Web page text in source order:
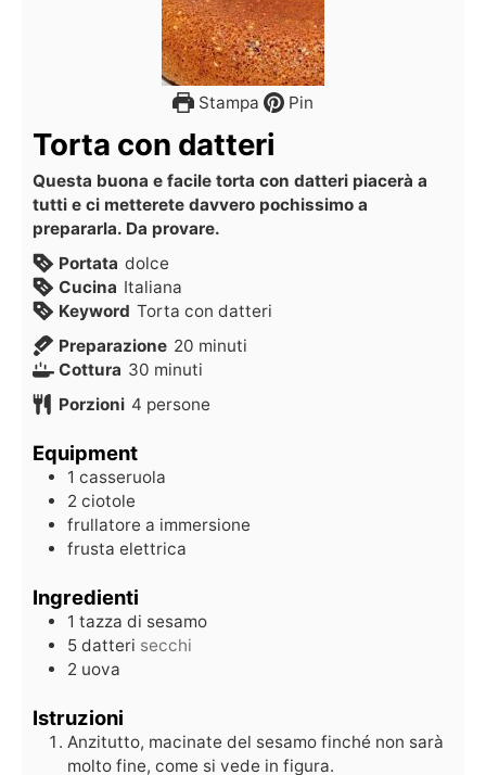
Stampa Pin
Torta con datteri
Questa buona e facile torta con datteri piacerà a
tutti e ci metterete davvero pochissimo a
prepararla. Da provare.
Portata dolce
Cucina Italiana
Keyword Torta con datteri
Preparazione 20 minuti
Cottura 30 minuti
Porzioni 4 persone
Equipment
1 casseruola
2 ciotole
frullatore a immersione
frusta elettrica
Ingredienti
1 tazza di sesamo
5 datteri secchi
2 uova
Istruzioni
Anzitutto, macinate del sesamo finché non sarà
molto fine, come si vede in figura.